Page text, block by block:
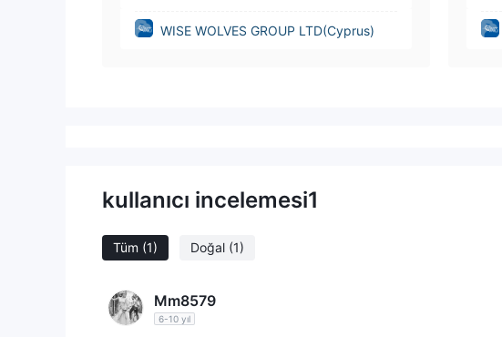
WISE WOLVES GROUP LTD(Cyprus)
kullanıcı incelemesi1
Tüm (1) Doğal (1)
Mm8579
6-10 yıl